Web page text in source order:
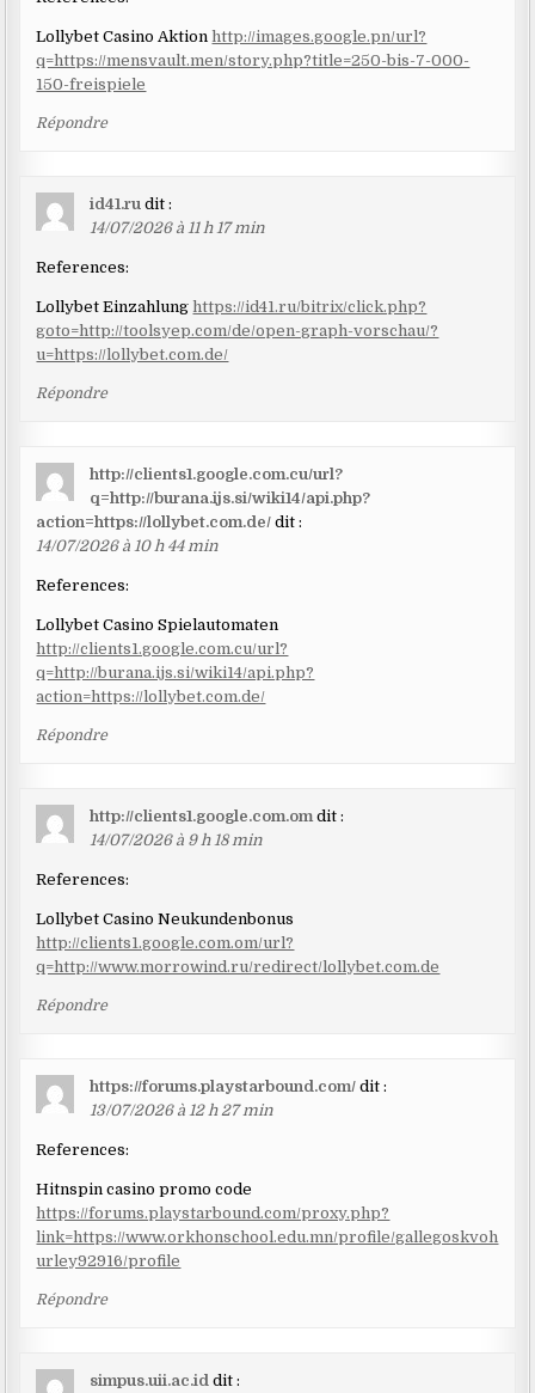
Lollybet Casino Aktionhttp://images.google.pn/url?
q=https://mensvault.men/story.php?title=250-bis-7-000-
150-freispiele
Répondre
id41.ru dit :
14/07/2026 à 11 h 17 min
References:
Lollybet Einzahlung https://id41.ru/bitrix/click.php?
goto=http://toolsyep.com/de/open-graph-vorschau/?
u=https://lollybet.com.de/
Répondre
http://clients1.google.com.cu/url?
q=http://burana.ijs.si/wiki14/api.php?
action=https://lollybet.com.de/ dit :
14/07/2026 à 10 h 44 min
References:
Lollybet Casino Spielautomaten
http://clients1.google.com.cu/url?
q=http://burana.ijs.si/wiki14/api.php?
action=https://lollybet.com.de/
Répondre
http://clients1.google.com.om dit :
14/07/2026 à 9 h 18 min
References:
Lollybet Casino Neukundenbonus
http://clients1.google.com.om/url?
q=http://www.morrowind.ru/redirect/lollybet.com.de
Répondre
https://forums.playstarbound.com/ dit :
13/07/2026 à 12 h 27 min
References:
Hitnspin casino promo code
https://forums.playstarbound.com/proxy.php?
link=https://www.orkhonschool.edu.mn/profile/gallegoskvoh
urley92916/profile
Répondre
simpus.uii.ac.id dit :